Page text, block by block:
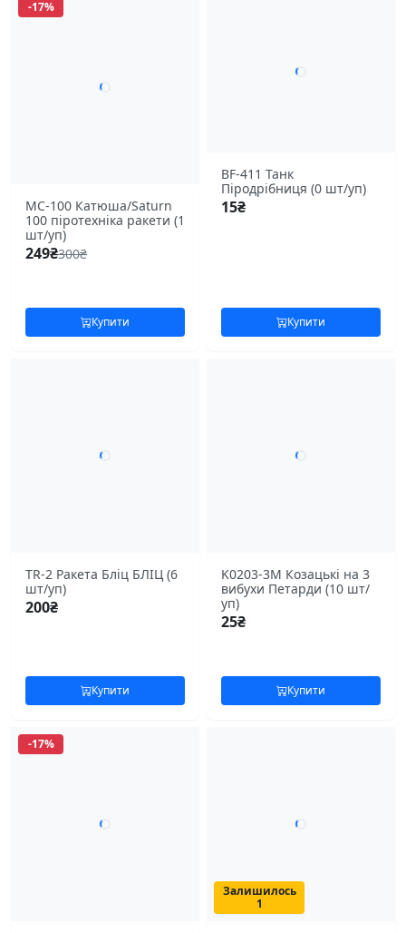
-17%
МС-100 Катюша/Saturn
100 піротехніка ракети (1
шт/уп)
249₴300₴
Купити
BF-411 Танк
Піродрібниця (0 шт/уп)
15₴
Купити
TR-2 Ракета Бліц БЛІЦ (6
шт/уп)
200₴
Купити
K0203-3M Козацькі на 3
вибухи Петарди (10 шт/
уп)
25₴
Купити
-17%
Залишилось
1